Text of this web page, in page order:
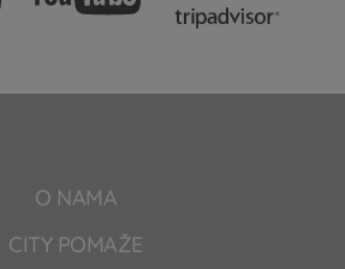
O NAMA
CITY POMAŽE